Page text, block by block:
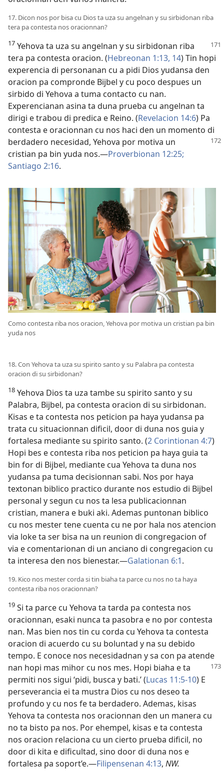
17. Dicon nos por bisa cu Dios ta uza su angelnan y su sirbidonan riba
tera pa contesta nos oracionnan?
17 Yehova ta uza su angelnan y su sirbidonan riba
tera pa contesta oracion. (Hebreonan 1:13, 14) Tin hopi
experencia di personanan cu a pidi Dios yudansa den
oracion pa compronde Bijbel y cu poco despues un
sirbido di Yehova a tuma contacto cu nan.
Experencianan asina ta duna prueba cu angelnan ta
dirigi e trabou di predica e Reino. (Revelacion 14:6) Pa
contesta e oracionnan cu nos haci den un momento di
berdadero necesidad, Yehova por motiva un
cristian pa bin yuda nos.—Proverbionan 12:25;
Santiago 2:16.
Como contesta riba nos oracion, Yehova por motiva un cristian pa bin
yuda nos
18. Con Yehova ta uza su spirito santo y su Palabra pa contesta
oracion di su sirbidonan?
18 Yehova Dios ta uza tambe su spirito santo y su
Palabra, Bijbel, pa contesta oracion di su sirbidonan.
Kisas e ta contesta nos peticion pa haya yudansa pa
trata cu situacionnan dificil, door di duna nos guia y
fortalesa mediante su spirito santo. (2 Corintionan 4:7)
Hopi bes e contesta riba nos peticion pa haya guia ta
bin for di Bijbel, mediante cua Yehova ta duna nos
yudansa pa tuma decisionnan sabi. Nos por haya
textonan biblico practico durante nos estudio di Bijbel
personal y segun cu nos ta lesa publicacionnan
cristian, manera e buki aki. Ademas puntonan biblico
cu nos mester tene cuenta cu ne por hala nos atencion
via loke ta ser bisa na un reunion di congregacion of
via e comentarionan di un anciano di congregacion cu
ta interesa den nos bienestar.—Galationan 6:1.
19. Kico nos mester corda si tin biaha ta parce cu nos no ta haya
contesta riba nos oracionnan?
19 Si ta parce cu Yehova ta tarda pa contesta nos
oracionnan, esaki nunca ta pasobra e no por contesta
nan. Mas bien nos tin cu corda cu Yehova ta contesta
oracion di acuerdo cu su boluntad y na su debido
tempo. E conoce nos necesidadnan y sa con pa atende
nan hopi mas mihor cu nos mes. Hopi biaha e ta
permiti nos sigui ‘pidi, busca y bati.’ (Lucas 11:5-10) E
perseverancia ei ta mustra Dios cu nos deseo ta
profundo y cu nos fe ta berdadero. Ademas, kisas
Yehova ta contesta nos oracionnan den un manera cu
no ta bisto pa nos. Por ehempel, kisas e ta contesta
nos oracion relaciona cu un cierto prueba dificil, no
door di kita e dificultad, sino door di duna nos e
fortalesa pa soport’e.—Filipensenan 4:13, NW.